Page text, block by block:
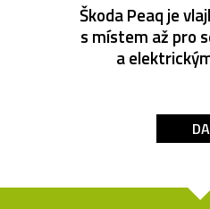
Škoda Peaq je
s místem až pro
a